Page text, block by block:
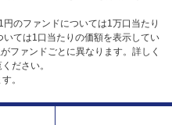
のファンドについては1万口当たり
ては1口当たりの価額を表示してい
ファンドごとに異なります。詳しく
ださい。
。